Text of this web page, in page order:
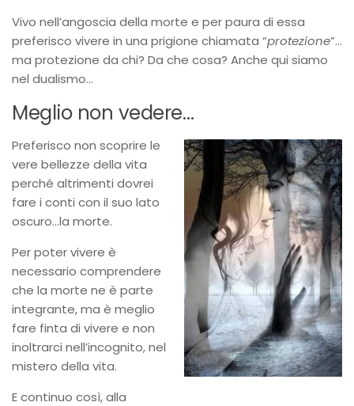
Vivo nell’angoscia della morte e per paura di essa
preferisco vivere in una prigione chiamata “protezione”…
ma protezione da chi? Da che cosa? Anche qui siamo
nel dualismo…
Meglio non vedere…
Preferisco non scoprire le
vere bellezze della vita
perché altrimenti dovrei
fare i conti con il suo lato
oscuro…la morte.
Per poter vivere è
necessario comprendere
che la morte ne è parte
integrante, ma è meglio
fare finta di vivere e non
inoltrarci nell’incognito, nel
mistero della vita.
E continuo così, alla